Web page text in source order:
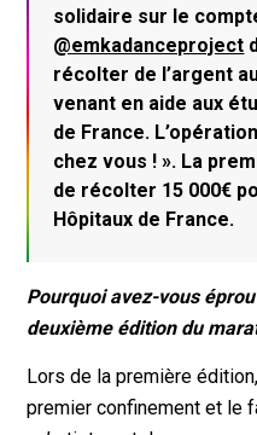
solidaire sur le
@emkadanceproject
récolter de l’argent
venant en aide aux
de France.
chez vous ! ». La
de récolter 15 000€
Hôpitaux de France.
Pourquoi avez-vous
deuxième édition du
Lors de la première
premier confinement et le